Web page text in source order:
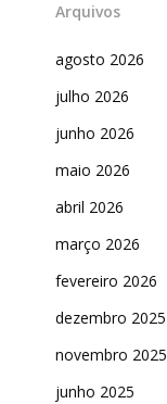
Arquivos
agosto 2026
julho 2026
junho 2026
maio 2026
abril 2026
março 2026
fevereiro 2026
dezembro 2025
novembro 2025
junho 2025